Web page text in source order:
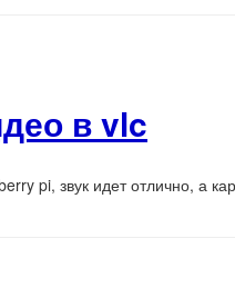
в vlc
pi, звук идет отлично, а